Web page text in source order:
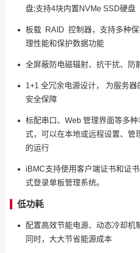
盘;支持4块内置NVMe SSD硬盘
板载 RAID 控制器，支持多种
理性能和保护数据功能
全屏蔽防电磁辐射、抗干扰、防
1+1 全冗余电源设计， 为服务
安全保障
标配串口、Web 管理界面等多
式，可以在本地或远程设置、管
的运行
iBMC支持使用客户端证书和证
式登录单板管理系统。
低功耗
配置高效节能电源、动态冷却机
同时，大大节省能源成本